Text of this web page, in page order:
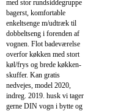
med stor rundsiddegruppe
bagerst, komfortable
enkeltsenge m/udtræk til
dobbeltseng i forenden af
vognen. Flot badeværelse
overfor køkken med stort
køl/frys og brede køkken-
skuffer. Kan gratis
nedvejes, model 2020,
indreg. 2019. husk vi tager
gerne DIN vogn i bytte og